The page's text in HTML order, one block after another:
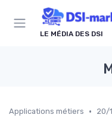
LE MÉDIA DES DSI
Applications métiers •
20/
Panneau de gestion des